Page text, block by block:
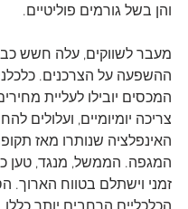
והן בשל גורמים פוליטיים.
מעבר לשווקים, עלה חשש
ההשפעה על הצרכנים.
המכסים יובילו לעליית
צריכה יומיומיים, ועלולים
האינפלציה שנותרו מאז
המגפה. הממשל, מנגד, טען
זמני וישתלם בטווח הארוך.